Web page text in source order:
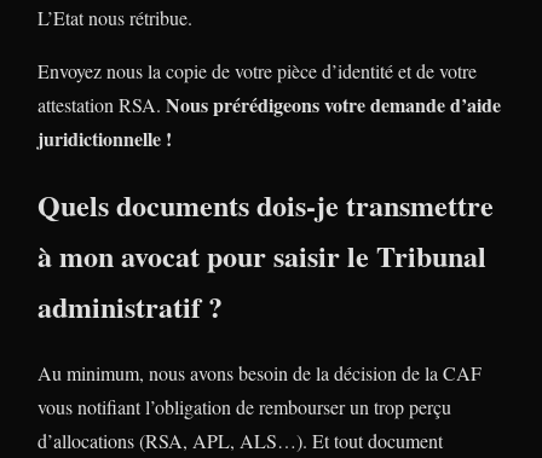
L’Etat nous rétribue.
Envoyez nous la copie de votre pièce d’identité et de votre
attestation RSA. Nous prérédigeons votre demande d’aide
juridictionnelle !
Quels documents dois-je transmettre
à mon avocat pour saisir le Tribunal
administratif ?
Au minimum, nous avons besoin de la décision de la CAF
vous notifiant l’obligation de rembourser un trop perçu
d’allocations (RSA, APL, ALS…). Et tout document